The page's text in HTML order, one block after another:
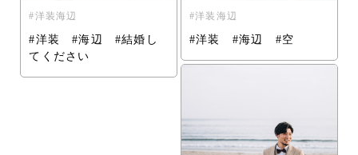
洋装海辺
#洋装 #海辺 #結婚し
てください
洋装海辺
#洋装 #海辺 #空